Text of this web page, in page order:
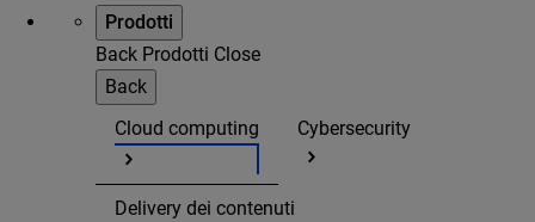
Prodotti
Back Prodotti Close
Back
Cloud computing
Cybersecurity
Delivery dei contenuti